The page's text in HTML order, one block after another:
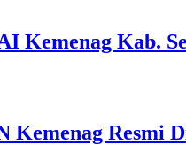
Kemenag Kab.
Kemenag Resmi